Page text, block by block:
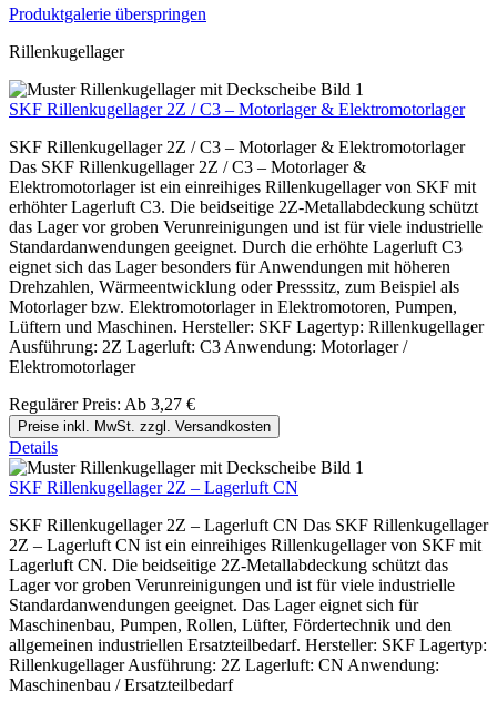
Produktgalerie überspringen
Rillenkugellager
SKF Rillenkugellager 2Z / C3 – Motorlager & Elektromotorlager
SKF Rillenkugellager 2Z / C3 – Motorlager & Elektromotorlager
Das SKF Rillenkugellager 2Z / C3 – Motorlager &
Elektromotorlager ist ein einreihiges Rillenkugellager von SKF mit
erhöhter Lagerluft C3. Die beidseitige 2Z-Metallabdeckung schützt
das Lager vor groben Verunreinigungen und ist für viele industrielle
Standardanwendungen geeignet. Durch die erhöhte Lagerluft C3
eignet sich das Lager besonders für Anwendungen mit höheren
Drehzahlen, Wärmeentwicklung oder Presssitz, zum Beispiel als
Motorlager bzw. Elektromotorlager in Elektromotoren, Pumpen,
Lüftern und Maschinen. Hersteller: SKF Lagertyp: Rillenkugellager
Ausführung: 2Z Lagerluft: C3 Anwendung: Motorlager /
Elektromotorlager
Regulärer Preis: Ab 3,27 €
Preise inkl. MwSt. zzgl. Versandkosten
Details
SKF Rillenkugellager 2Z – Lagerluft CN
SKF Rillenkugellager 2Z – Lagerluft CN Das SKF Rillenkugellager
2Z – Lagerluft CN ist ein einreihiges Rillenkugellager von SKF mit
Lagerluft CN. Die beidseitige 2Z-Metallabdeckung schützt das
Lager vor groben Verunreinigungen und ist für viele industrielle
Standardanwendungen geeignet. Das Lager eignet sich für
Maschinenbau, Pumpen, Rollen, Lüfter, Fördertechnik und den
allgemeinen industriellen Ersatzteilbedarf. Hersteller: SKF Lagertyp:
Rillenkugellager Ausführung: 2Z Lagerluft: CN Anwendung:
Maschinenbau / Ersatzteilbedarf